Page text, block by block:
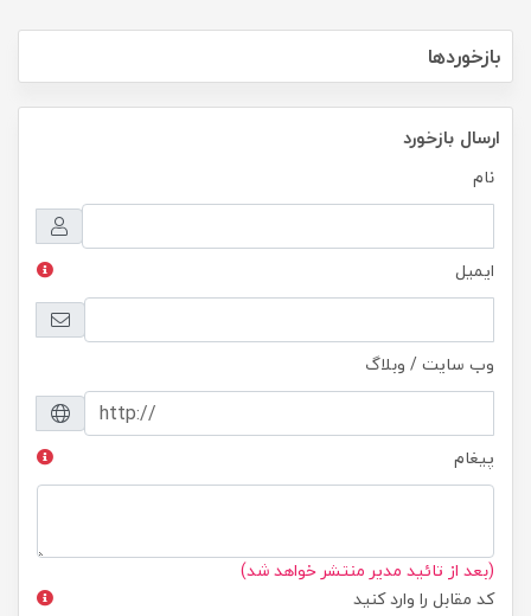
بازخوردها
ارسال بازخورد
نام
ایمیل
وب سایت / وبلاگ
پیغام
(بعد از تائید مدیر منتشر خواهد شد)
کد مقابل را وارد کنید